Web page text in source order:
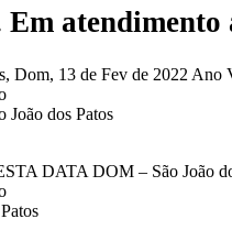
Em atendimento
Dom, 13 de Fev de 2022 Ano
João dos Patos
DATA DOM – São João